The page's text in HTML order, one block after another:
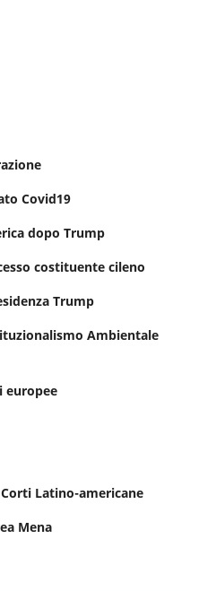
Covid19
dopo Trump
costituente cileno
Trump
Ambientale
europee
Latino-americane
Mena